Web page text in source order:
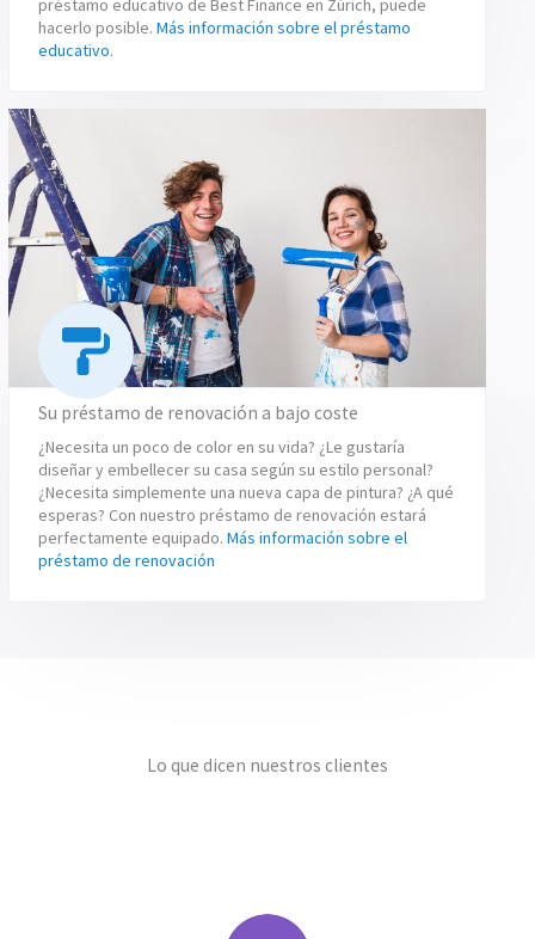
préstamo educativo de Best Finance en Zúrich, puede
hacerlo posible. Más información sobre el préstamo
educativo.
Su préstamo de renovación a bajo coste
¿Necesita un poco de color en su vida? ¿Le gustaría
diseñar y embellecer su casa según su estilo personal?
¿Necesita simplemente una nueva capa de pintura? ¿A qué
esperas? Con nuestro préstamo de renovación estará
perfectamente equipado. Más información sobre el
préstamo de renovación
Lo que dicen nuestros clientes